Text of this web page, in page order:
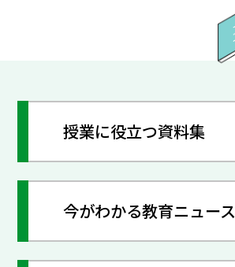
授業に役立つ資料集
今がわかる教育ニュース